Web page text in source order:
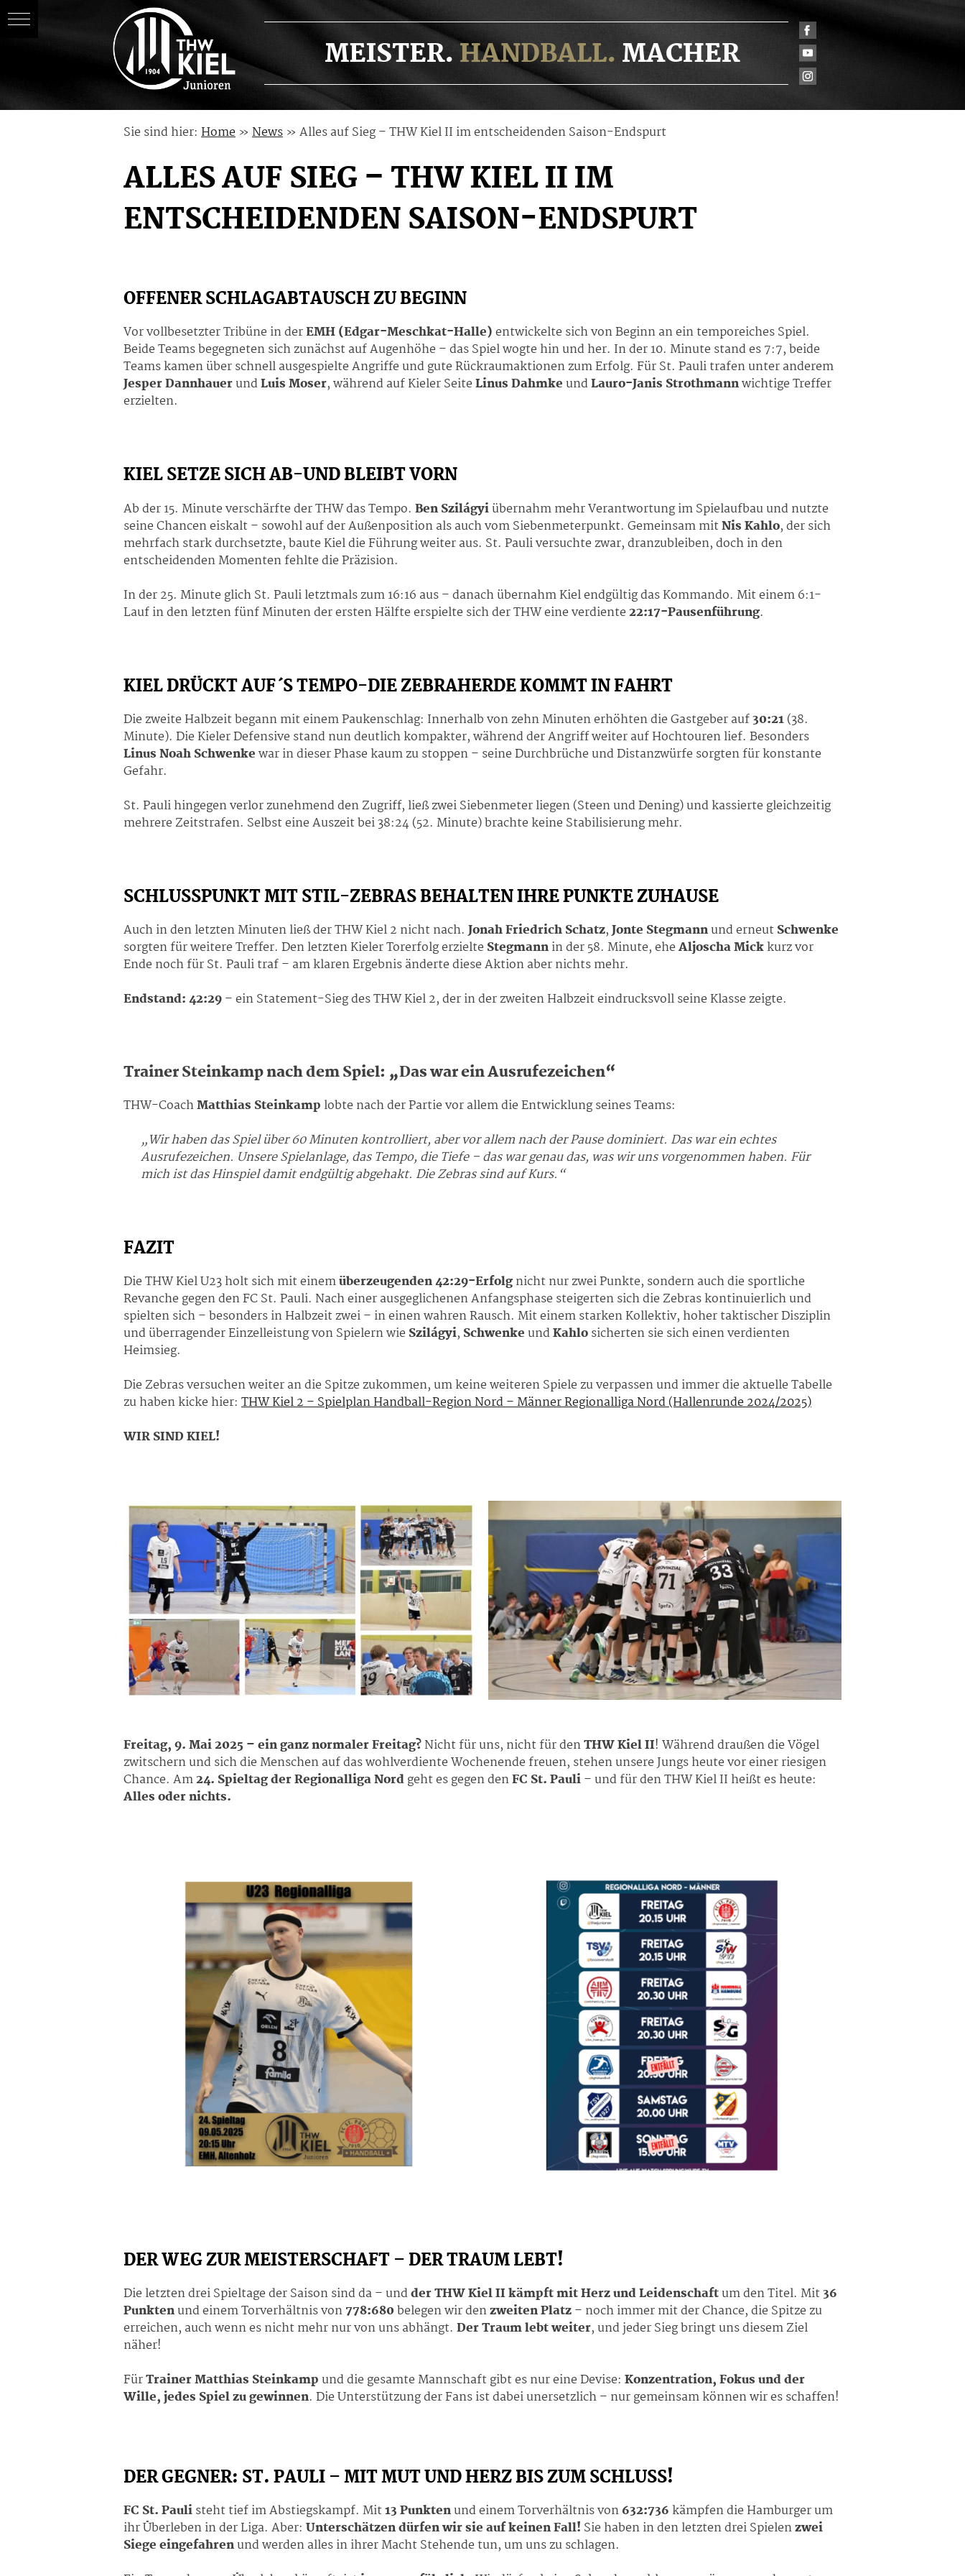
MEISTER.HANDBALL.MACHER
Sie sind hier: Home » News » Alles auf Sieg – THW Kiel II im entscheidenden Saison-Endspurt
ALLES AUF SIEG – THW KIEL II IM
ENTSCHEIDENDEN SAISON-ENDSPURT
OFFENER SCHLAGABTAUSCH ZU BEGINN
Vor vollbesetzter Tribüne in derEMH (Edgar-Meschkat-Halle)entwickelte sich von Beginn an ein temporeiches Spiel.
Beide Teams begegneten sich zunächst auf Augenhöhe – das Spiel wogte hin und her. In der 10. Minute stand es 7:7, beide
Teams kamen über schnell ausgespielte Angriffe und gute Rückraumaktionen zum Erfolg. Für St. Pauli trafen unter anderem
Jesper DannhauerundLuis Moser, während auf Kieler SeiteLinus Dahmke undLauro-Janis Strothmannwichtige Treffer
erzielten.
KIEL SETZE SICH AB-UND BLEIBT VORN
Ab der 15. Minute verschärfte der THW das Tempo. Ben Szilágyiübernahm mehr Verantwortung im Spielaufbau und nutzte
seine Chancen eiskalt – sowohl auf der Außenposition als auch vom Siebenmeterpunkt. Gemeinsam mitNis Kahlo, der sich
mehrfach stark durchsetzte, baute Kiel die Führung weiter aus. St. Pauli versuchte zwar, dranzubleiben, doch in den
entscheidenden Momenten fehlte die Präzision.
In der 25. Minute glich St. Pauli letztmals zum 16:16 aus – danach übernahm Kiel endgültig das Kommando. Mit einem 6:1-
Lauf in den letzten fünf Minuten der ersten Hälfte erspielte sich der THW eine verdiente22:17-Pausenführung.
KIEL DRÜCKT AUF´S TEMPO-DIE ZEBRAHERDE KOMMT IN FAHRT
Die zweite Halbzeit begann mit einem Paukenschlag: Innerhalb von zehn Minuten erhöhten die Gastgeber auf30:21(38.
Minute). Die Kieler Defensive stand nun deutlich kompakter, während der Angriff weiter auf Hochtouren lief. Besonders
Linus Noah Schwenkewar in dieser Phase kaum zu stoppen – seine Durchbrüche und Distanzwürfe sorgten für konstante
Gefahr.
St. Pauli hingegen verlor zunehmend den Zugriff, ließ zwei Siebenmeter liegen (Steen und Dening) und kassierte gleichzeitig
mehrere Zeitstrafen. Selbst eine Auszeit bei 38:24 (52. Minute) brachte keine Stabilisierung mehr.
SCHLUSSPUNKT MIT STIL-ZEBRAS BEHALTEN IHRE PUNKTE ZUHAUSE
Auch in den letzten Minuten ließ der THW Kiel 2 nicht nach.Jonah Friedrich Schatz,Jonte Stegmannund erneutSchwenke
sorgten für weitere Treffer. Den letzten Kieler Torerfolg erzielte Stegmannin der 58. Minute, eheAljoscha Mickkurz vor
Ende noch für St. Pauli traf – am klaren Ergebnis änderte diese Aktion aber nichts mehr.
Endstand: 42:29– ein Statement-Sieg des THW Kiel 2, der in der zweiten Halbzeit eindrucksvoll seine Klasse zeigte.
Trainer Steinkamp nach dem Spiel: „Das war ein Ausrufezeichen“
THW-CoachMatthias Steinkamp lobte nach der Partie vor allem die Entwicklung seines Teams:
„Wir haben das Spiel über 60 Minuten kontrolliert, aber vor allem nach der Pause dominiert. Das war ein echtes
Ausrufezeichen. Unsere Spielanlage, das Tempo, die Tiefe – das war genau das, was wir uns vorgenommen haben. Für
mich ist das Hinspiel damit endgültig abgehakt. Die Zebras sind auf Kurs.“
FAZIT
Die THW Kiel U23 holt sich mit einemüberzeugenden 42:29-Erfolgnicht nur zwei Punkte, sondern auch die sportliche
Revanche gegen den FC St. Pauli. Nach einer ausgeglichenen Anfangsphase steigerten sich die Zebras kontinuierlich und
spielten sich – besonders in Halbzeit zwei – in einen wahren Rausch. Mit einem starken Kollektiv, hoher taktischer Disziplin
und überragender Einzelleistung von Spielern wie Szilágyi, Schwenke undKahlosicherten sie sich einen verdienten
Heimsieg.
Die Zebras versuchen weiter an die Spitze zukommen, um keine weiteren Spiele zu verpassen und immer die aktuelle Tabelle
zu haben kicke hier: THW Kiel 2 – Spielplan Handball-Region Nord – Männer Regionalliga Nord (Hallenrunde 2024/2025)
WIR SIND KIEL!
Freitag, 9. Mai 2025 – ein ganz normaler Freitag?Nicht für uns, nicht für denTHW Kiel II! Während draußen die Vögel
zwitschern und sich die Menschen auf das wohlverdiente Wochenende freuen, stehen unsere Jungs heute vor einer riesigen
Chance. Am24. Spieltag der Regionalliga Nordgeht es gegen denFC St. Pauli– und für den THW Kiel II heißt es heute:
Alles oder nichts.
DER WEG ZUR MEISTERSCHAFT – DER TRAUM LEBT!
Die letzten drei Spieltage der Saison sind da – undder THW Kiel II kämpft mit Herz und Leidenschaftum den Titel. Mit36
Punktenund einem Torverhältnis von778:680belegen wir denzweiten Platz– noch immer mit der Chance, die Spitze zu
erreichen, auch wenn es nicht mehr nur von uns abhängt. Der Traum lebt weiter, und jeder Sieg bringt uns diesem Ziel
näher!
FürTrainer Matthias Steinkamp und die gesamte Mannschaft gibt es nur eine Devise: Konzentration, Fokus und der
Wille, jedes Spiel zu gewinnen. Die Unterstützung der Fans ist dabei unersetzlich – nur gemeinsam können wir es schaffen!
DER GEGNER: ST. PAULI – MIT MUT UND HERZ BIS ZUM SCHLUSS!
FC St. Paulisteht tief im Abstiegskampf. Mit13 Punktenund einem Torverhältnis von632:736kämpfen die Hamburger um
ihr Überleben in der Liga. Aber: Unterschätzen dürfen wir sie auf keinen Fall! Sie haben in den letzten drei Spielenzwei
Siege eingefahrenund werden alles in ihrer Macht Stehende tun, um uns zu schlagen.